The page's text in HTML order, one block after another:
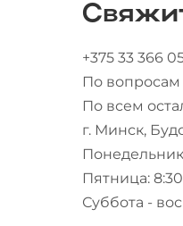
+375 33 366
По вопросам
По всем
г. Минск,
Понедельник
Пятница:
Суббота -